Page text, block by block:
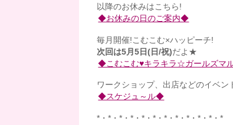
以降のお休みはこちら!
◆お休みの日のご案内◆
毎月開催!こむこむ×ハッピーチ!
次回は5月5日(日/祝)だよ★
◆こむこむ♥キラキラ☆ガールズマ
ワークショップ、出店などのイベン
◆スケジュ～ル◆
*・*・*・*・*・*・*・*・*・*・*・*